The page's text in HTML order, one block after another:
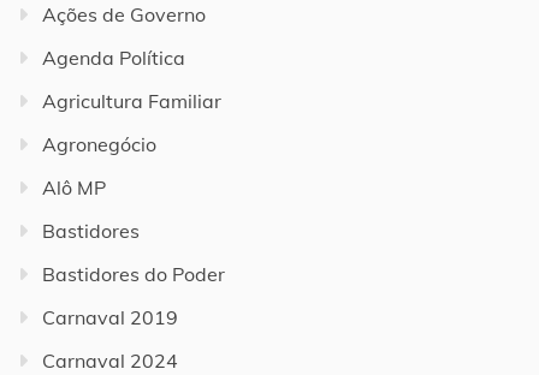
Ações de Governo
Agenda Política
Agricultura Familiar
Agronegócio
Alô MP
Bastidores
Bastidores do Poder
Carnaval 2019
Carnaval 2024